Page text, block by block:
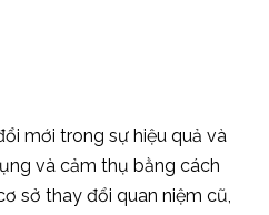
mới trong sự hiệu quả và
và cảm thụ bằng cách
sở thay đổi quan niệm cũ,